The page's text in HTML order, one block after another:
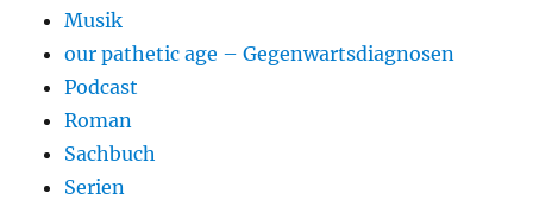
Musik
our pathetic age – Gegenwartsdiagnosen
Podcast
Roman
Sachbuch
Serien